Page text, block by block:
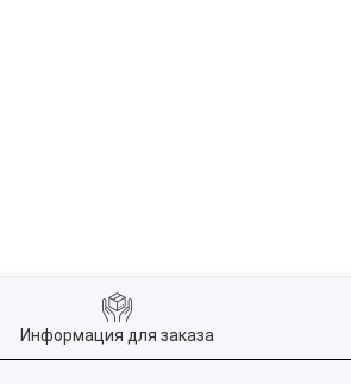
Информация для заказа